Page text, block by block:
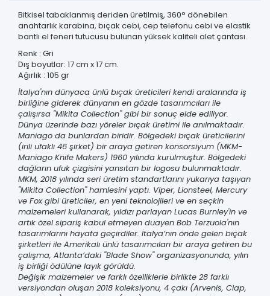
Bitkisel tabaklanmış deriden üretilmiş, 360° dönebilen
anahtarlık karabina, bıçak cebi, cep telefonu cebi ve elastik
bantlı el feneri tutucusu bulunan yüksek kaliteli alet çantası.
Renk : Gri
Dış boyutlar: 17 cm x 17 cm.
Ağırlık : 105 gr
İtalya'nın dünyaca ünlü bıçak üreticileri kendi aralarında iş
birliğine giderek dünyanın en gözde tasarımcıları ile
çalışırsa ''Mikita Collection'' gibi bir sonuç elde ediliyor.
Dünya üzerinde bazı yöreler bıçak üretimi ile anılmaktadır.
Maniago da bunlardan biridir. Bölgedeki bıçak üreticilerini
(irili ufaklı 46 şirket) bir araya getiren konsorsiyum (MKM-
Maniago Knife Makers) 1960 yılında kurulmuştur. Bölgedeki
dağların ufuk çizgisini yansıtan bir logosu bulunmaktadır.
MKM, 2018 yılında seri üretim standartlarını yukarıya taşıyan
''Mikita Collection'' hamlesini yaptı. Viper, Lionsteel, Mercury
ve Fox gibi üreticiler, en yeni teknolojileri ve en seçkin
malzemeleri kullanarak, yıldızı parlayan Lucas Burnley'in ve
artık özel sipariş kabul etmeyen duayen Bob Terzuola'nın
tasarımlarını hayata geçirdiler. İtalya’nın önde gelen bıçak
şirketleri ile Amerikalı ünlü tasarımcıları bir araya getiren bu
çalışma, Atlanta’daki ''Blade Show'' organizasyonunda, yılın
iş birliği ödülüne layık görüldü.
Değişik malzemeler ve farklı özelliklerle birlikte 28 farklı
versiyondan oluşan 2018 koleksiyonu, 4 çakı (Arvenis, Clap,